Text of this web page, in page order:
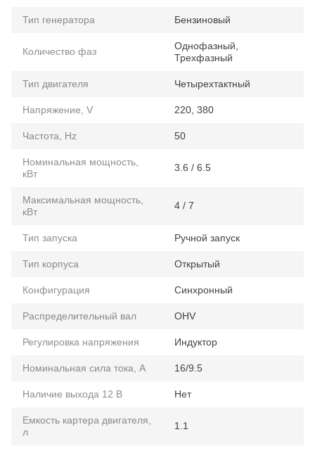
Тип генератора Бензиновый
Количество фаз
Однофазный,
Трехфазный
Тип двигателя Четырехтактный
Напряжение, V 220, 380
Частота, Hz 50
Номинальная мощность,
кВт
3.6 / 6.5
Максимальная мощность,
кВт
4 / 7
Тип запуска Ручной запуск
Тип корпуса Открытый
Конфигурация Синхронный
Распределительный вал OHV
Регулировка напряжения Индуктор
Номинальная сила тока, А 16/9.5
Наличие выхода 12 В Нет
Емкость картера двигателя,
л
1.1